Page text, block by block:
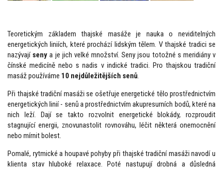
Teoretickým základem thajské masáže je nauka o neviditelných
energetických liniích, které prochází lidským tělem. V thajské tradici se
nazývají seny a je jich velké množství. Seny jsou totožné s meridiány v
čínské medicíně nebo s nadis v indické tradici. Pro thajskou tradiční
masáž používáme 10 nejdůležitějších senů.
Při thajské tradiční masáži se ošetřuje energetické tělo prostřednictvím
energetických linií - senů a prostřednictvím akupresurních bodů, které na
nich leží. Dají se takto rozvolnit energetické blokády, rozproudit
stagnující energii, znovunastolit rovnováhu, léčit některá onemocnění
nebo mírnit bolest.
Pomalé, rytmické a houpavé pohyby při thajské tradiční masáži navodí u
klienta stav hluboké relaxace. Poté nastupují drobná a důsledná